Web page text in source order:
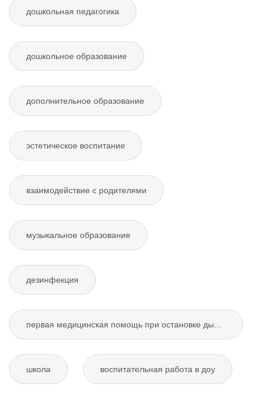
дошкольная педагогика
дошкольное образование
дополнительное образование
эстетическое воспитание
взаимодействие с родителями
музыкальное образование
дезинфекция
школа воспитательная работа в доу